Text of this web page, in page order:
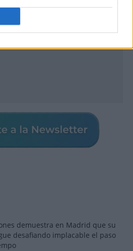
demuestra en Madrid que su
desafiando implacable el paso